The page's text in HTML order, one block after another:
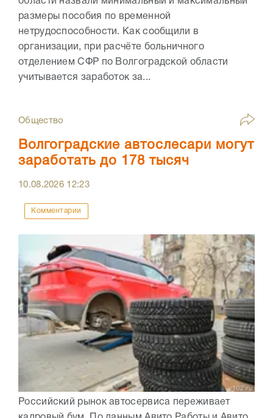
размеры пособия по временной
нетрудоспособности. Как сообщили в
организации, при расчёте больничного
отделением СФР по Волгоградской области
учитывается заработок за...
Общество
Волгоградские автослесари могут
заработать до 178 тысяч
10.08.2026 12:23
Комментарии
Российский рынок автосервиса переживает